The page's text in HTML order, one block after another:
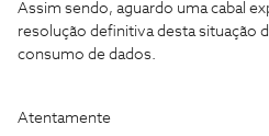
Assim sendo, aguardo uma cabal
resolução definitiva desta situação
consumo de dados.
Atentamente